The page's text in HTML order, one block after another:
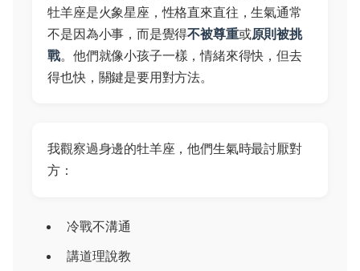
牡羊座是火象星座，性格直來直往，生氣通常
不是因為小事，而是覺得不被尊重或原則被挑
戰。他們就像小孩子一樣，情緒來得快，但去
得也快，關鍵是要用對方法。
我觀察過身邊的牡羊座，他們生氣時最討厭對
方：
冷戰不溝通
講道理說教